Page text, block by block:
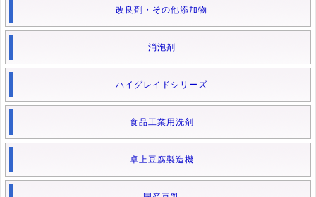
改良剤・その他添加物
消泡剤
ハイグレイドシリーズ
食品工業用洗剤
卓上豆腐製造機